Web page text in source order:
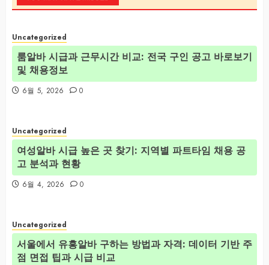
Uncategorized
룸알바 시급과 근무시간 비교: 전국 구인 공고 바로보기
및 채용정보
6월 5, 2026 0
Uncategorized
여성알바 시급 높은 곳 찾기: 지역별 파트타임 채용 공
고 분석과 현황
6월 4, 2026 0
Uncategorized
서울에서 유흥알바 구하는 방법과 자격: 데이터 기반 주
점 면접 팁과 시급 비교